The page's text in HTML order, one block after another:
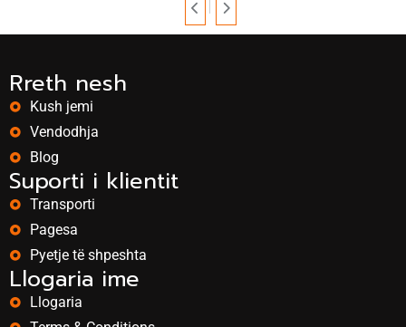
Rreth nesh
Kush jemi
Vendodhja
Blog
Suporti i klientit
Transporti
Pagesa
Pyetje të shpeshta
Llogaria ime
Llogaria